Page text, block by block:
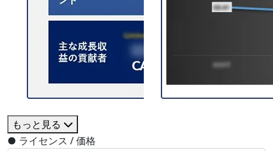
もっと見る
● ライセンス / 価格